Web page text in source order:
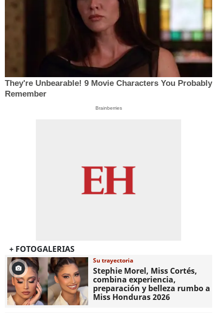
They're Unbearable! 9 Movie Characters You Probably
Remember
Brainberries
+ FOTOGALERIAS
Su trayectoria
Stephie Morel, Miss Cortés,
combina experiencia,
preparación y belleza rumbo a
Miss Honduras 2026